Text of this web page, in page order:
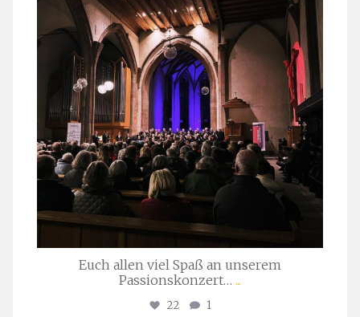
Euch allen viel Spaß an unserem
Passionskonzert… ...
22 1